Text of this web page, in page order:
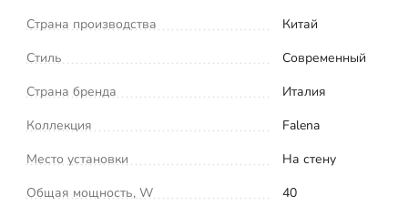
Страна производства
Китай
Стиль
Современный
Страна бренда
Италия
Коллекция
Falena
Место установки
На стену
Общая мощность, W
40